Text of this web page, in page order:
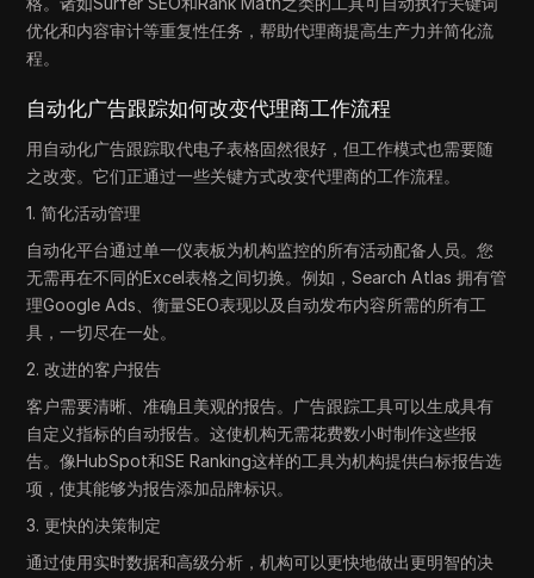
优化和内容审计等重复性任务，帮助代理商提高生产力并简化流
程。
自动化广告跟踪如何改变代理商工作流程
用自动化广告跟踪取代电子表格固然很好，但工作模式也需要随
之改变。它们正通过一些关键方式改变代理商的工作流程。
1. 简化活动管理
自动化平台通过单一仪表板为机构监控的所有活动配备人员。您
无需再在不同的Excel表格之间切换。例如，Search Atlas 拥有管
理Google Ads、衡量SEO表现以及自动发布内容所需的所有工
具，一切尽在一处。
2. 改进的客户报告
客户需要清晰、准确且美观的报告。广告跟踪工具可以生成具有
自定义指标的自动报告。这使机构无需花费数小时制作这些报
告。像HubSpot和SE Ranking这样的工具为机构提供白标报告选
项，使其能够为报告添加品牌标识。
3. 更快的决策制定
通过使用实时数据和高级分析，机构可以更快地做出更明智的决